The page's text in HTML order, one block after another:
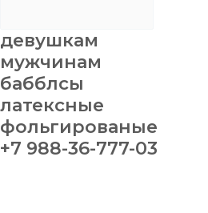
девушкам
мужчинам
бабблсы
латексные
фольгированые
+7 988-36-777-03